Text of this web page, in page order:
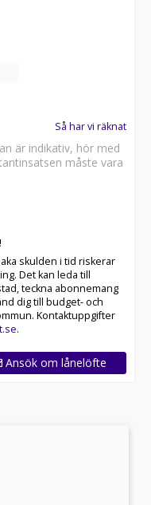
Så har vi räknat
är indikativ, hör med
måste vara
skulden i tid riskerar
Det kan leda till
teckna abonnemang
dig till budget- och
Kontaktuppgifter
.
Ansök om lånelöfte